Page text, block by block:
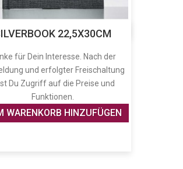
22,5X30CM
für Dein Interesse. Nach der
und erfolgter Freischaltung
Du Zugriff auf die Preise und
Funktionen.
WARENKORB HINZUFÜGEN